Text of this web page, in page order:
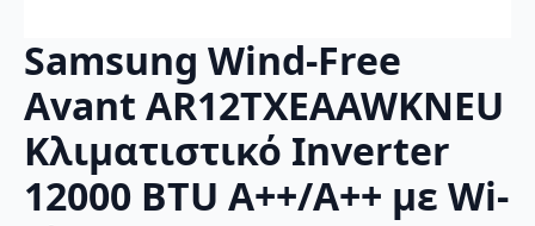
Samsung Wind-Free
Avant AR12TXEAAWKNEU
Κλιματιστικό Inverter
12000 BTU A++/A++ με Wi-